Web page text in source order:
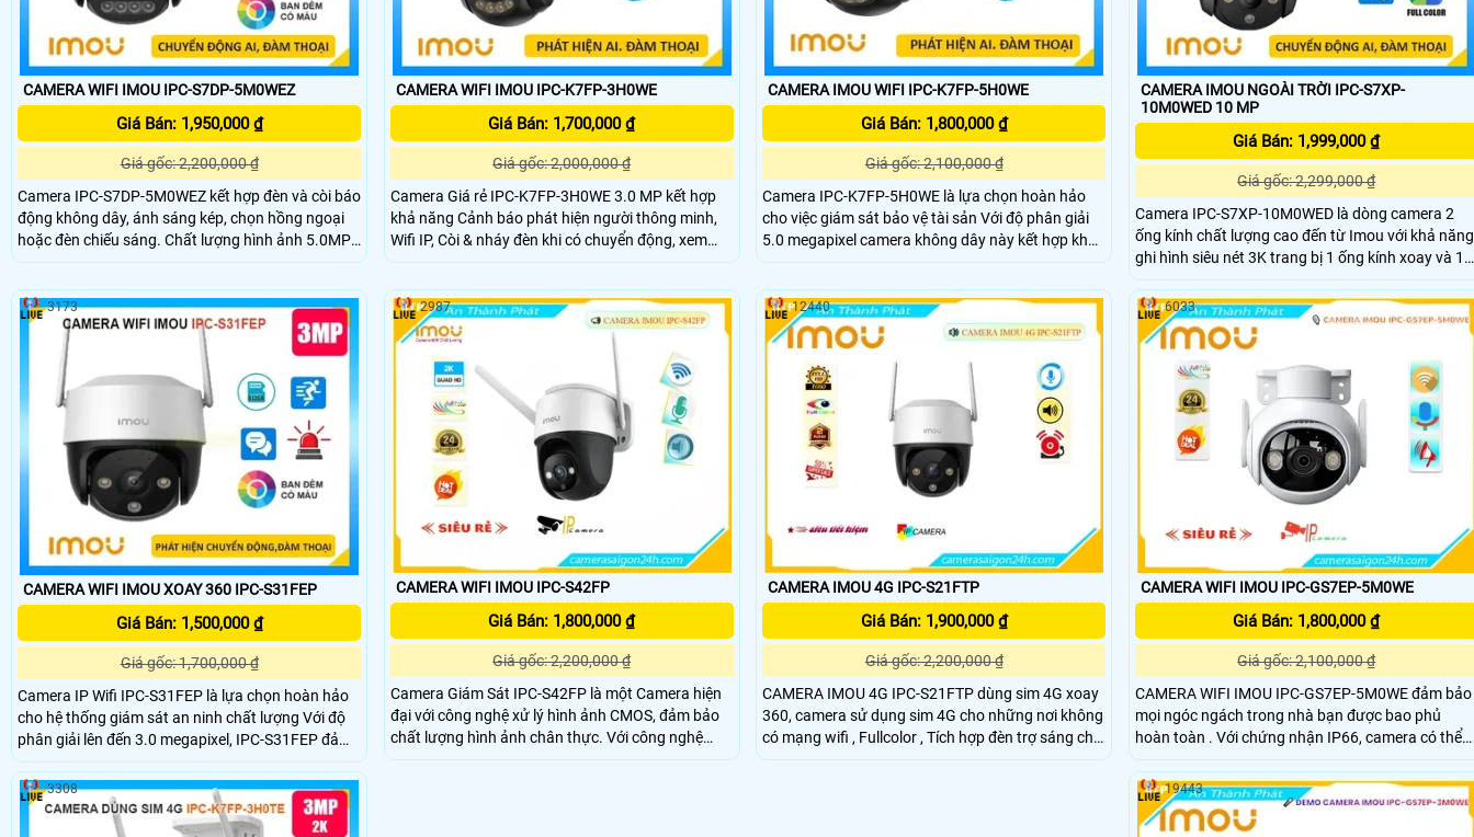
CAMERA WIFI IMOU IPC-S7DP-5M0WEZ
Giá Bán: 1,950,000 ₫
Giá gốc: 2,200,000 ₫
Camera IPC-S7DP-5M0WEZ kết hợp đèn và còi báo
động không dây, ánh sáng kép, chọn hồng ngoại
hoặc đèn chiếu sáng. Chất lượng hình ảnh 5.0MP
tiết kiệm băng thông và chi phí, giám sát ban đêm
Wifi Digital chất lượng, chống ngược sáng HDR
CAMERA WIFI IMOU IPC-K7FP-3H0WE
Giá Bán: 1,700,000 ₫
Giá gốc: 2,000,000 ₫
Camera Giá rẻ IPC-K7FP-3H0WE 3.0 MP kết hợp
khả năng Cảnh báo phát hiện người thông minh,
Wifi IP, Còi & nháy đèn khi có chuyển động, xem
màu sắc Full Color 30m vào ban đêm, trang bị đèn
Sáng HDR. Camera nhỏ gọn, xoay 360 độ, thiết kế
cao cấp.
CAMERA IMOU WIFI IPC-K7FP-5H0WE
Giá Bán: 1,800,000 ₫
Giá gốc: 2,100,000 ₫
Camera IPC-K7FP-5H0WE là lựa chọn hoàn hảo
cho việc giám sát bảo vệ tài sản Với độ phân giải
5.0 megapixel camera không dây này kết hợp khả
năng phát hiện chuyển động thông minh và phát
đèn cảnh báo xâm nhập và còi hú tại chỗ, giúp
người dùng dễ dàng nhận biết sự xâm nhập
CAMERA IMOU NGOÀI TRỜI IPC-S7XP-
10M0WED 10 MP
Giá Bán: 1,999,000 ₫
Giá gốc: 2,299,000 ₫
Camera IPC-S7XP-10M0WED là dòng camera 2
ống kính chất lượng cao đến từ Imou với khả năng
ghi hình siêu nét 3K trang bị 1 ống kính xoay và 1
ống kính cố định. Ngoài ra camera còn đem đến
khả năng phát hiện phân biệt người phương tiện
một cách chính xác, bên cạnh đó là tầm nhìn ban
đêm có màu sắc chân thực.
CAMERA WIFI IMOU XOAY 360 IPC-S31FEP
Giá Bán: 1,500,000 ₫
Giá gốc: 1,700,000 ₫
Camera IP Wifi IPC-S31FEP là lựa chọn hoàn hảo
cho hệ thống giám sát an ninh chất lượng Với độ
phân giải lên đến 3.0 megapixel, IPC-S31FEP đảm
bảo hình ảnh sắc nét Khả năng xem được ban đêm
Full Color trong khoảng cách 30m giúp quan sát
hiệu quả ngay cả khi ánh sáng yếu và có chức
năng Báo Động Chuyển Động rất lý tưởng cho việc
3173
CAMERA WIFI IMOU IPC-S42FP
Giá Bán: 1,800,000 ₫
Giá gốc: 2,200,000 ₫
Camera Giám Sát IPC-S42FP là một Camera hiện
đại với công nghệ xử lý hình ảnh CMOS, đảm bảo
chất lượng hình ảnh chân thực. Với công nghệ
thiếu sáng Full Color, camera có khả năng quan
2987
CAMERA IMOU 4G IPC-S21FTP
Giá Bán: 1,900,000 ₫
Giá gốc: 2,200,000 ₫
CAMERA IMOU 4G IPC-S21FTP dùng sim 4G xoay
360, camera sử dụng sim 4G cho những nơi không
có mạng wifi , Fullcolor , Tích hợp đèn trợ sáng cho
hình ảnh ban đêm có màu cực đẹp, phân giải 2.0
12440
CAMERA WIFI IMOU IPC-GS7EP-5M0WE
Giá Bán: 1,800,000 ₫
Giá gốc: 2,100,000 ₫
CAMERA WIFI IMOU IPC-GS7EP-5M0WE đảm bảo
mọi ngóc ngách trong nhà bạn được bao phủ
hoàn toàn . Với chứng nhận IP66, camera có thể
được sử dụng ngoài trời với các điều kiện thời tiết
khác nhau. Với tính năng giám sát trực tiếp với độ
nét cao QHD 3K và các tính năng xoay 0 ~ 355 ° &
nghiêng 0 ~ 90 °
6033
3308 19443